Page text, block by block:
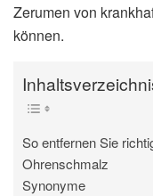
Zerumen von
können.
So entfernen Sie
Ohrenschmalz
Synonyme